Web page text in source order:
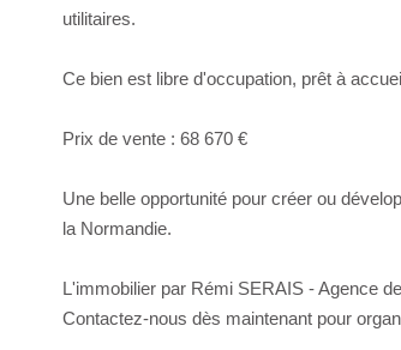
utilitaires.
Ce bien est libre d'occupation, prêt à
Prix de vente : 68 670 €
Une belle opportunité pour créer ou
la Normandie.
L'immobilier par Rémi SERAIS - Agence
Contactez-nous dès maintenant pour